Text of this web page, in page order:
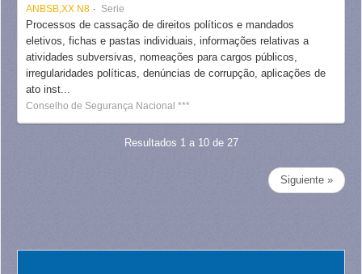
ANBSB,XX N8 Serie
Processos de cassação de direitos políticos e mandados
eletivos, fichas e pastas individuais, informações relativas a
atividades subversivas, nomeações para cargos públicos,
irregularidades políticas, denúncias de corrupção, aplicações de
ato inst...
Conselho de Segurança Nacional ***
Resultados 1 a 10 de 27
Siguiente »